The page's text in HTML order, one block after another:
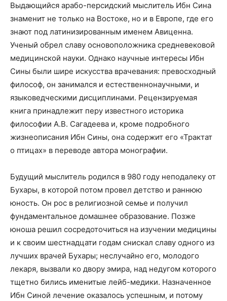
Выдающийся арабо-персидский мыслитель Ибн Сина
знаменит не только на Востоке, но и в Европе, где его
знают под латинизированным именем Авиценна.
Ученый обрел славу основоположника средневековой
медицинской науки. Однако научные интересы Ибн
Сины были шире искусства врачевания: превосходный
философ, он занимался и естественнонаучными, и
языковедческими дисциплинами. Рецензируемая
книга принадлежит перу известного историка
философии А.В. Сагадеева и, кроме подробного
жизнеописания Ибн Сины, она содержит его «Трактат
о птицах» в переводе автора монографии.
Будущий мыслитель родился в 980 году неподалеку от
Бухары, в которой потом провел детство и раннюю
юность. Он рос в религиозной семье и получил
фундаментальное домашнее образование. Позже
юноша решил сосредоточиться на изучении медицины
и к своим шестнадцати годам снискал славу одного из
лучших врачей Бухары; неслучайно его, молодого
лекаря, вызвали ко двору эмира, над недугом которого
тщетно бились именитые лейб-медики. Назначенное
Ибн Синой лечение оказалось успешным, и потому